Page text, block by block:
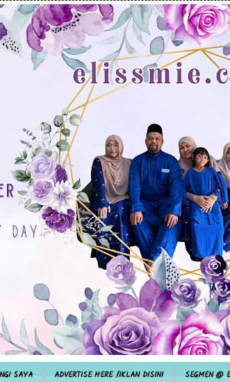
SAYA ADVERTISE HERE /IKLAN DISINI SEGMEN @